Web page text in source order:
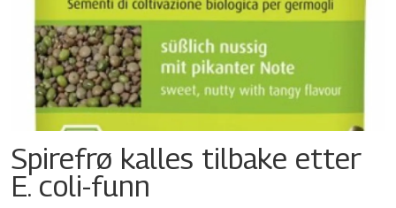
Spirefrø kalles tilbake etter
E. coli-funn